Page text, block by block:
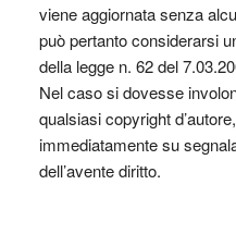
viene aggiornata senza
può pertanto considerarsi
della legge n. 62 del
Nel caso si dovesse
qualsiasi copyright
immediatamente su
dell’avente diritto.